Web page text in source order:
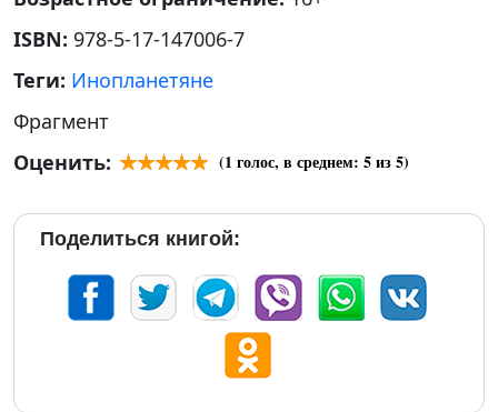
ISBN: 978-5-17-147006-7
Теги: Инопланетяне
Фрагмент
Оценить:
(1 голос, в среднем: 5из 5)
Поделиться книгой: